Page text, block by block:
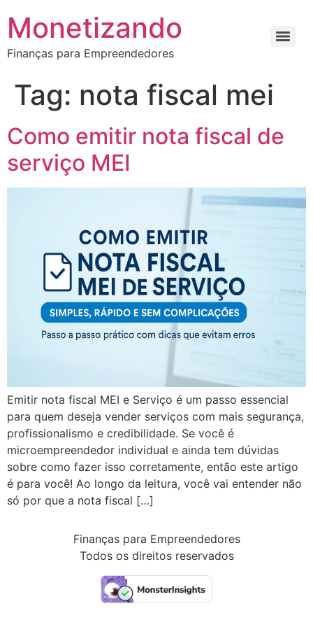
Monetizando
Finanças para Empreendedores
Tag: nota fiscal mei
Como emitir nota fiscal de
serviço MEI
Emitir nota fiscal MEI e Serviço é um passo essencial
para quem deseja vender serviços com mais segurança,
profissionalismo e credibilidade. Se você é
microempreendedor individual e ainda tem dúvidas
sobre como fazer isso corretamente, então este artigo
é para você! Ao longo da leitura, você vai entender não
só por que a nota fiscal […]
Finanças para Empreendedores
Todos os direitos reservados